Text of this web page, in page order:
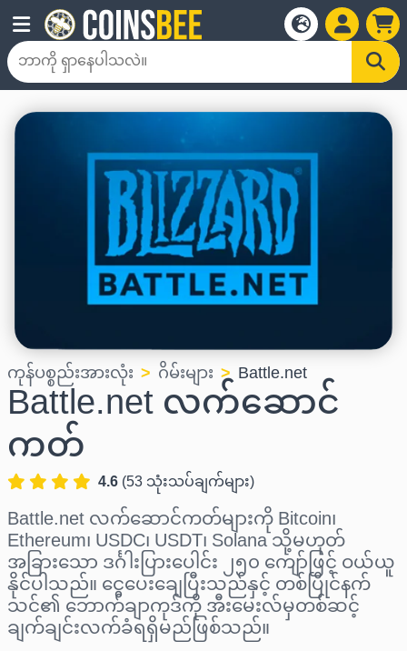
ကုန်ပစ္စည်းအားလုံး ဂိမ်းများ Battle.net
Battle.net လက်ဆောင်
ကတ် 4.6(53သုံးသပ်ချက်များ)
Battle.net လက်ဆောင်ကတ်များကို Bitcoin၊
Ethereum၊ USDC၊ USDT၊ Solana သို့မဟုတ်
အခြားသော ဒင်္ဂါးပြားပေါင်း ၂၅၀ ကျော်ဖြင့် ဝယ်ယူ
နိုင်ပါသည်။ ငွေပေးချေပြီးသည်နှင့် တစ်ပြိုင်နက်
သင်၏ ဘောက်ချာကုဒ်ကို အီးမေးလ်မှတစ်ဆင့်
ချက်ချင်းလက်ခံရရှိမည်ဖြစ်သည်။